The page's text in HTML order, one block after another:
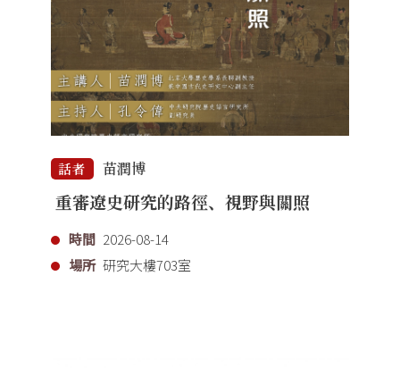
話者 苗潤博
重審遼史研究的路徑、視野與關照
時間 2026-08-14
場所 研究大樓703室